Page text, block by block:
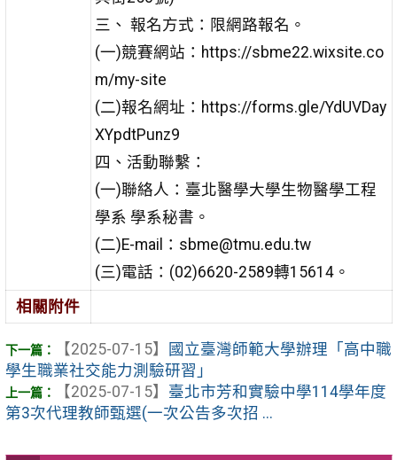
三、 報名方式：限網路報名。
(一)競賽網站：https://sbme22.wixsite.co
m/my-site
(二)報名網址：https://forms.gle/YdUVDay
XYpdtPunz9
四、活動聯繫：
(一)聯絡人：臺北醫學大學生物醫學工程
學系 學系秘書。
(二)E-mail：sbme@tmu.edu.tw
(三)電話：(02)6620-2589轉15614。
相關附件
【2025-07-15】
國立臺灣師範大學辦理「高中職
學生職業社交能力測驗研習」
【2025-07-15】 臺北市芳和實驗中學114學年度
第3次代理教師甄選(一次公告多次招 ...